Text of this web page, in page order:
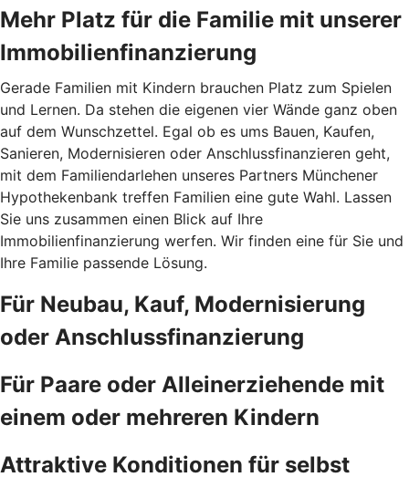
Mehr Platz für die Familie mit unserer
Immobilienfinanzierung
Gerade Familien mit Kindern brauchen Platz zum Spielen
und Lernen. Da stehen die eigenen vier Wände ganz oben
auf dem Wunschzettel. Egal ob es ums Bauen, Kaufen,
Sanieren, Modernisieren oder Anschlussfinanzieren geht,
mit dem Familiendarlehen unseres Partners Münchener
Hypothekenbank treffen Familien eine gute Wahl. Lassen
Sie uns zusammen einen Blick auf Ihre
Immobilienfinanzierung werfen. Wir finden eine für Sie und
Ihre Familie passende Lösung.
Für Neubau, Kauf, Modernisierung
oder Anschlussfinanzierung
Für Paare oder Alleinerziehende mit
einem oder mehreren Kindern
Attraktive Konditionen für selbst